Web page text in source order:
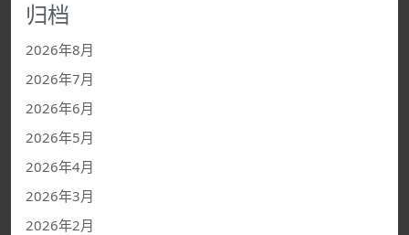
归档
2026年8月
2026年7月
2026年6月
2026年5月
2026年4月
2026年3月
2026年2月